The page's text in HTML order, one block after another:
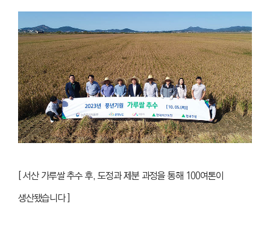
[ 서산 가루쌀 추수 후, 도정과 제분 과정을 통해 100여톤이
생산됐습니다 ]